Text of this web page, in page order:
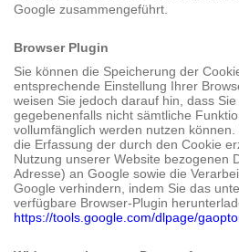
Google zusammengeführt.
Browser Plugin
Sie können die Speicherung der
entsprechende Einstellung Ihrer
weisen Sie jedoch darauf hin, dass
gegebenenfalls nicht sämtliche
vollumfänglich werden nutzen
die Erfassung der durch den Cookie
Nutzung unserer Website bezogenen
Adresse) an Google sowie die
Google verhindern, indem Sie das
verfügbare Browser-Plugin
https://tools.google.com/dlpage/